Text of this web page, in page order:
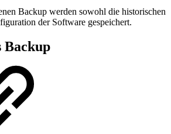
Backup werden sowohl die historischen
der Software gespeichert.
Backup